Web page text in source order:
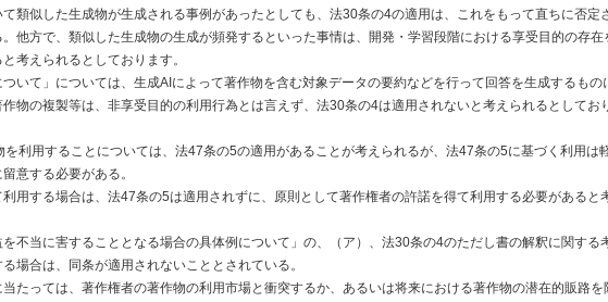
類似した生成物が生成される事例があったとしても、法30条の4の適用は、これをもって直ちに否定
他方で、類似した生成物の生成が頻発するといった事情は、開発・学習段階における享受目的の存在
考えられるとしております。
いて」については、生成AIによって著作物を含む対象データの要約などを行って回答を生成するもの
物の複製等は、非享受目的の利用行為とは言えず、法30条の4は適用されないと考えられるとしてお
利用することについては、法47条の5の適用があることが考えられるが、法47条の5に基づく利用は
意する必要がある。
用する場合は、法47条の5は適用されずに、原則として著作権者の許諾を得て利用する必要があると
不当に害することとなる場合の具体例について」の、（ア）、法30条の4のただし書の解釈に関する
場合は、同条が適用されないこととされている。
たっては、著作権者の著作物の利用市場と衝突するか、あるいは将来における著作物の潜在的販路を